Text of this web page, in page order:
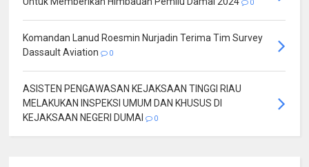
0
Komandan Lanud Roesmin Nurjadin Terima Tim Survey
Dassault Aviation
0
ASISTEN PENGAWASAN KEJAKSAAN TINGGI RIAU
MELAKUKAN INSPEKSI UMUM DAN KHUSUS DI
KEJAKSAAN NEGERI DUMAI
0